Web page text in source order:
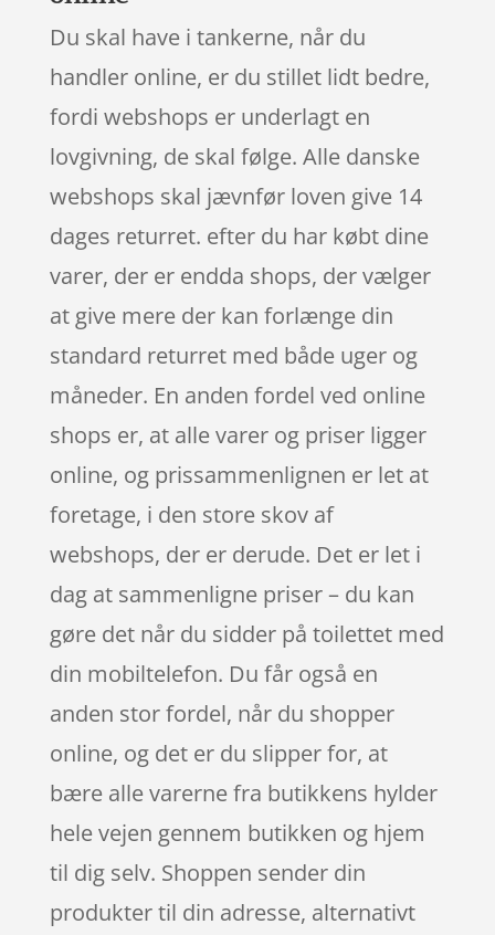
Du skal have i tankerne, når du
handler online, er du stillet lidt bedre,
fordi webshops er underlagt en
lovgivning, de skal følge. Alle danske
webshops skal jævnfør loven give 14
dages returret. efter du har købt dine
varer, der er endda shops, der vælger
at give mere der kan forlænge din
standard returret med både uger og
måneder. En anden fordel ved online
shops er, at alle varer og priser ligger
online, og prissammenlignen er let at
foretage, i den store skov af
webshops, der er derude. Det er let i
dag at sammenligne priser – du kan
gøre det når du sidder på toilettet med
din mobiltelefon. Du får også en
anden stor fordel, når du shopper
online, og det er du slipper for, at
bære alle varerne fra butikkens hylder
hele vejen gennem butikken og hjem
til dig selv. Shoppen sender din
produkter til din adresse, alternativt